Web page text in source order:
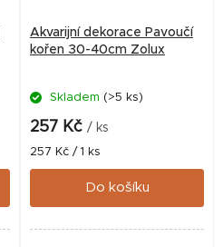
Akvarijní dekorace Pavoučí
kořen 30-40cm Zolux
Skladem (>5 ks)
257 Kč / ks
Měrná
cena:
257 Kč / 1 ks
Do košíku